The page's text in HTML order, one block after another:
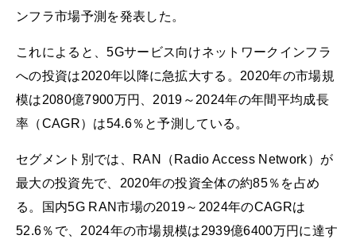
ンフラ市場予測を発表した。
これによると、5Gサービス向けネットワークインフラ
への投資は2020年以降に急拡大する。2020年の市場規
模は2080億7900万円、2019～2024年の年間平均成長
率（CAGR）は54.6％と予測している。
セグメント別では、RAN（Radio Access Network）が
最大の投資先で、2020年の投資全体の約85％を占め
る。国内5G RAN市場の2019～2024年のCAGRは
52.6％で、2024年の市場規模は2939億6400万円に達す